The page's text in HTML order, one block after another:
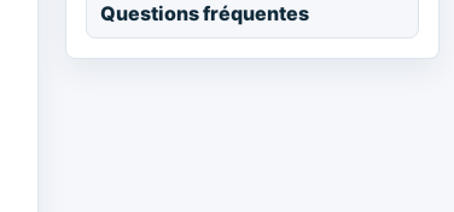
Questions fréquentes